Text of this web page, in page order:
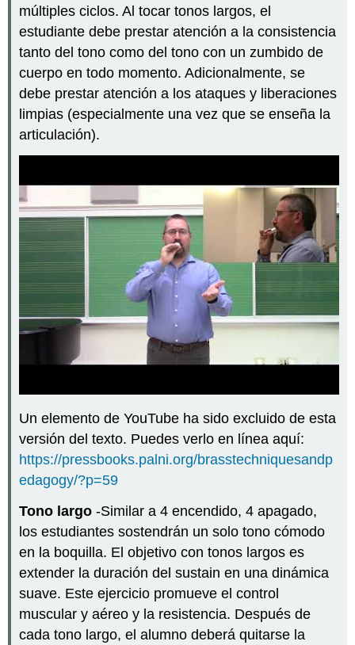
múltiples ciclos. Al tocar tonos largos, el
estudiante debe prestar atención a la consistencia
tanto del tono como del tono con un zumbido de
cuerpo en todo momento. Adicionalmente, se
debe prestar atención a los ataques y liberaciones
limpias (especialmente una vez que se enseña la
articulación).
Un elemento de YouTube ha sido excluido de esta
versión del texto. Puedes verlo en línea aquí:
https://pressbooks.palni.org/brasstechniquesandp
edagogy/?p=59
Tono largo -Similar a 4 encendido, 4 apagado,
los estudiantes sostendrán un solo tono cómodo
en la boquilla. El objetivo con tonos largos es
extender la duración del sustain en una dinámica
suave. Este ejercicio promueve el control
muscular y aéreo y la resistencia. Después de
cada tono largo, el alumno deberá quitarse la